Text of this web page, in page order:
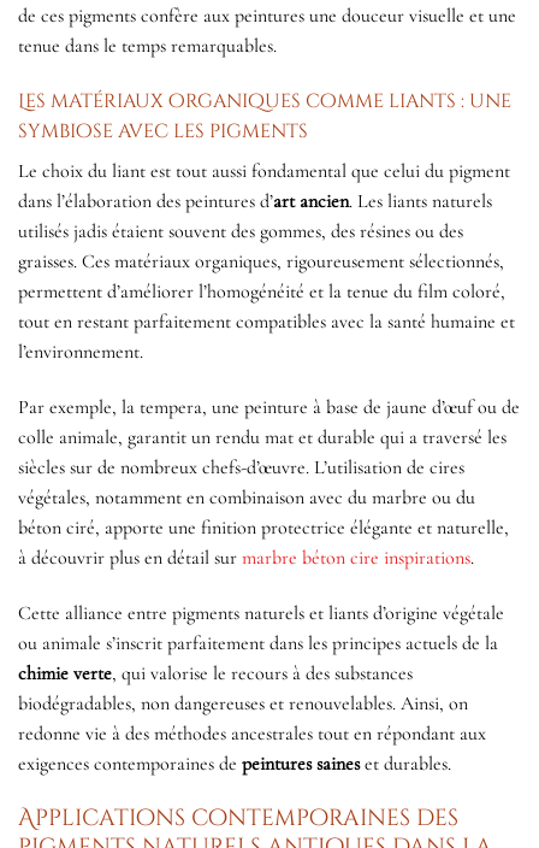
de ces pigments confère aux peintures une douceur visuelle et une
tenue dans le temps remarquables.
Les matériaux organiques comme liants : une
symbiose avec les pigments
Le choix du liant est tout aussi fondamental que celui du pigment
dans l’élaboration des peintures d’art ancien. Les liants naturels
utilisés jadis étaient souvent des gommes, des résines ou des
graisses. Ces matériaux organiques, rigoureusement sélectionnés,
permettent d’améliorer l’homogénéité et la tenue du film coloré,
tout en restant parfaitement compatibles avec la santé humaine et
l’environnement.
Par exemple, la tempera, une peinture à base de jaune d’œuf ou de
colle animale, garantit un rendu mat et durable qui a traversé les
siècles sur de nombreux chefs-d’œuvre. L’utilisation de cires
végétales, notamment en combinaison avec du marbre ou du
béton ciré, apporte une finition protectrice élégante et naturelle,
à découvrir plus en détail sur marbre béton cire inspirations.
Cette alliance entre pigments naturels et liants d’origine végétale
ou animale s’inscrit parfaitement dans les principes actuels de la
chimie verte, qui valorise le recours à des substances
biodégradables, non dangereuses et renouvelables. Ainsi, on
redonne vie à des méthodes ancestrales tout en répondant aux
exigences contemporaines de peintures saineset durables.
Applications contemporaines des